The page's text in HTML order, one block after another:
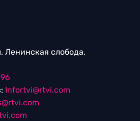
Ленинская слобода,
Infortvi@rtvi.com